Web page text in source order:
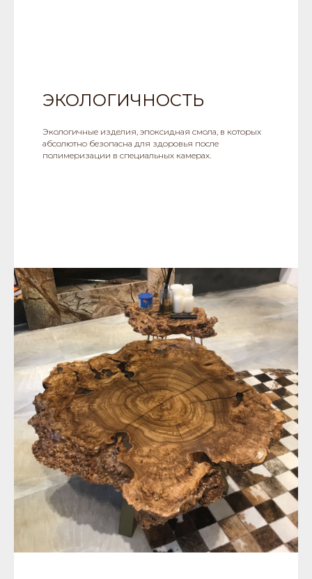
ЭКОЛОГИЧНОСТЬ
Экологичные изделия, эпоксидная смола, в которых
абсолютно безопасна для здоровья после
полимеризации в специальных камерах.